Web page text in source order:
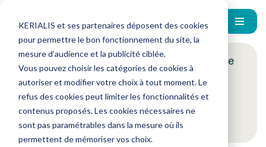
KERIALIS et ses partenaires déposent des cookies
pour permettre le bon fonctionnement du site, la
mesure d’audience et la publicité ciblée.
Vous pouvez choisir les catégories de cookies à
autoriser et modifier votre choix à tout moment. Le
refus des cookies peut limiter les fonctionnalités et
contenus proposés. Les cookies nécessaires ne
sont pas paramétrables dans la mesure où ils
permettent de mémoriser vos choix.
Encore plus d'actus ? Inscrivez-vous à notre
newsletter !
Je m'inscris